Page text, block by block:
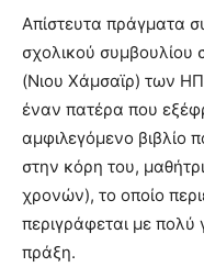
Απίστευτα πράγματα
σχολικού συμβουλίου
(Νιου Χάμσαϊρ) των
έναν πατέρα που
αμφιλεγόμενο βιβλίο
στην κόρη του,
χρονών), το οποίο
περιγράφεται με
πράξη.